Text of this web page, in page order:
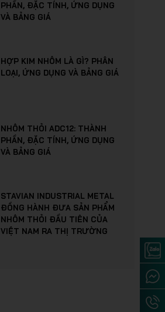
PHẦN, ĐẶC TÍNH, ỨNG DỤNG
VÀ BẢNG GIÁ
HỢP KIM NHÔM LÀ GÌ? PHÂN
LOẠI, ỨNG DỤNG VÀ BẢNG GIÁ
NHÔM THỎI ADC12: THÀNH
PHẦN, ĐẶC TÍNH, ỨNG DỤNG
VÀ BẢNG GIÁ
STAVIAN INDUSTRIAL METAL
ĐỒNG HÀNH ĐƯA SẢN PHẨM
NHÔM THỎI ĐẦU TIÊN CỦA
VIỆT NAM RA THỊ TRƯỜNG